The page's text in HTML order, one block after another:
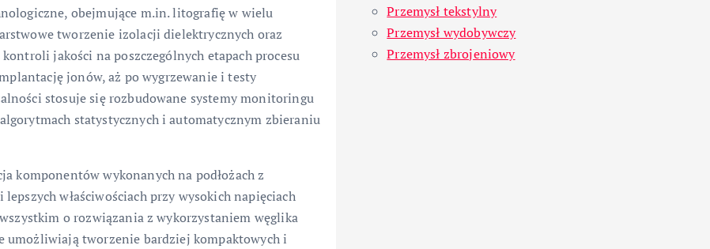
obejmujące m.in. litografię w wielu
tworzenie izolacji dielektrycznych oraz
jakości na poszczególnych etapach procesu
jonów, aż po wygrzewanie i testy
stosuje się rozbudowane systemy monitoringu
statystycznych i automatycznym zbieraniu
komponentów wykonanych na podłożach z
właściwościach przy wysokich napięciach
o rozwiązania z wykorzystaniem węglika
umożliwiają tworzenie bardziej kompaktowych i
Przemysł tekstylny
Przemysł wydobywczy
Przemysł zbrojeniowy